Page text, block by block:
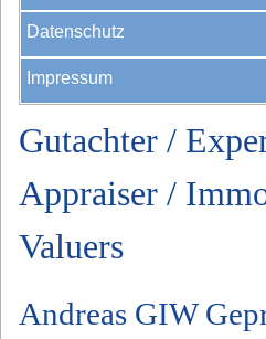
Datenschutz
Impressum
Gutachter /
Appraiser /
Valuers
Andreas GIW